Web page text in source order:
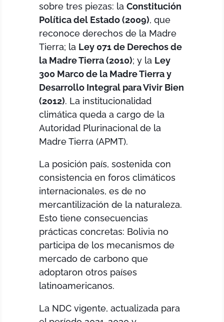
sobre tres piezas: laConstitución
Política del Estado (2009), que
reconoce derechos de la Madre
Tierra; la Ley 071 de Derechos de
la Madre Tierra (2010); y la Ley
300 Marco de la Madre Tierra y
Desarrollo Integral para Vivir Bien
(2012). La institucionalidad
climática queda a cargo de la
Autoridad Plurinacional de la
Madre Tierra (APMT).
La posición país, sostenida con
consistencia en foros climáticos
internacionales, es de no
mercantilización de la naturaleza.
Esto tiene consecuencias
prácticas concretas: Bolivia no
participa de los mecanismos de
mercado de carbono que
adoptaron otros países
latinoamericanos.
La NDC vigente, actualizada para